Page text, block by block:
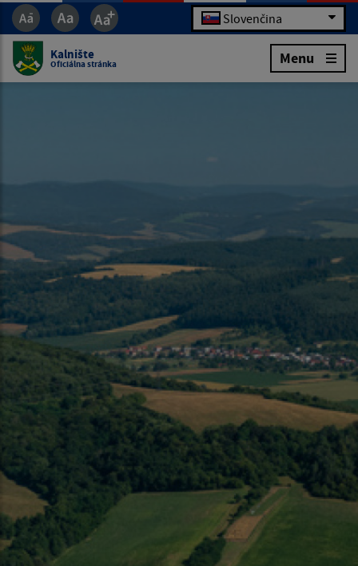
Slovenčina
Kalnište
Oficiálna stránka Menu